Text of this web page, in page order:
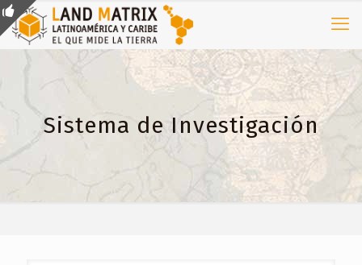
Sistema de Investigación